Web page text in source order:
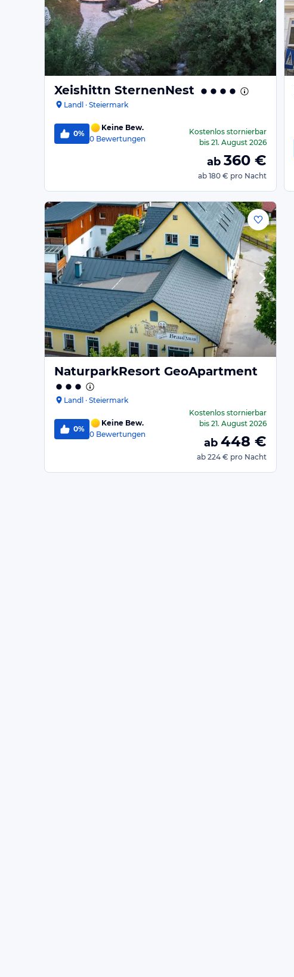
Xeishittn SternenNest
Landl · Steiermark
0%
Keine Bew.
0 Bewertungen
Kostenlos stornierbar
bis 21. August 2026
ab 360 €
ab 180 € pro Nacht
NaturparkResort GeoApartment
Landl · Steiermark
0%
Keine Bew.
0 Bewertungen
Kostenlos stornierbar
bis 21. August 2026
ab 448 €
ab 224 € pro Nacht